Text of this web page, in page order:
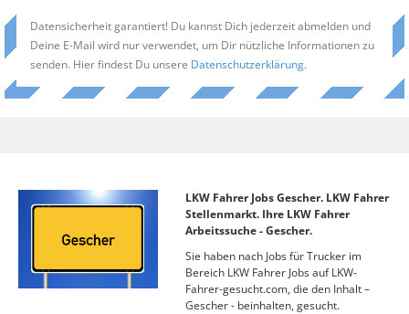
Datensicherheit garantiert! Du kannst Dich jederzeit abmelden und
Deine E-Mail wird nur verwendet, um Dir nützliche Informationen zu
senden. Hier findest Du unsere Datenschutzerklärung.
LKW Fahrer Jobs Gescher. LKW Fahrer
Stellenmarkt. Ihre LKW Fahrer
Arbeitssuche - Gescher.
Sie haben nach Jobs für Trucker im
Bereich LKW Fahrer Jobs auf LKW-
Fahrer-gesucht.com, die den Inhalt –
Gescher - beinhalten, gesucht.